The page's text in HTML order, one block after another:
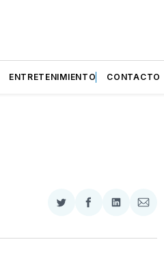
ENTRETENIMIENTO CONTACTO
Compartir
Twitter
Compartir
Facebook
Compartir
LinkedIn
Email